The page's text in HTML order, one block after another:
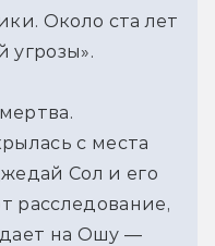
Около ста лет
угрозы».
с места
Сол и его
расследование,
на Ошу —